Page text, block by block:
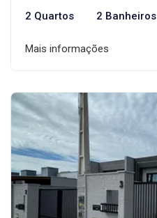
2 Quartos 2 Banheiros
Mais informações